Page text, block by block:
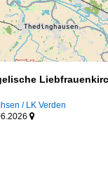
/ LK Verden
